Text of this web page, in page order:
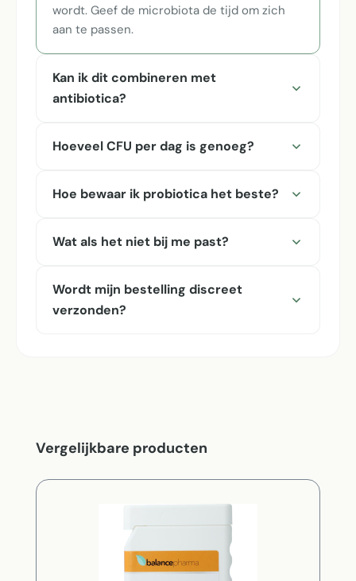
wordt. Geef de microbiota de tijd om zich
aan te passen.
Kan ik dit combineren met
antibiotica?
Hoeveel CFU per dag is genoeg?
Hoe bewaar ik probiotica het beste?
Wat als het niet bij me past?
Wordt mijn bestelling discreet
verzonden?
Productgalerij overslaan
Vergelijkbare producten